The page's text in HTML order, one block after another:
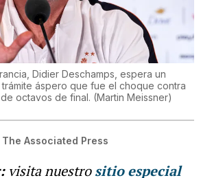
Didier Deschamps, espera un
áspero que fue el choque contra
octavos de final. (Martin Meissner)
Associated Press
visita nuestrositio especial